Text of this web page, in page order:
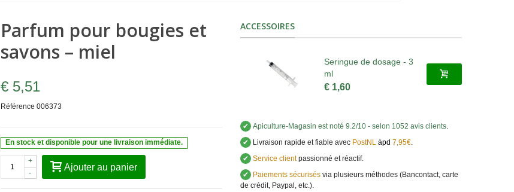
Parfum pour bougies et
savons – miel
€ 5,51
Référence 006373
En stock et disponible pour une livraison immédiate.
-
+
Ajouter au panier
ACCESSOIRES
Seringue de dosage - 3
ml
€ 1,60
✔ Apiculture-Magasin est noté 9.2/10 - selon 1052 avis clients.
✔ Livraison rapide et fiable avecPostNL àpd 7,95€.
✔ Service clientpassionné et réactif.
✔ Paiements sécurisésvia plusieurs méthodes (Bancontact, carte
de crédit, Paypal, etc.).